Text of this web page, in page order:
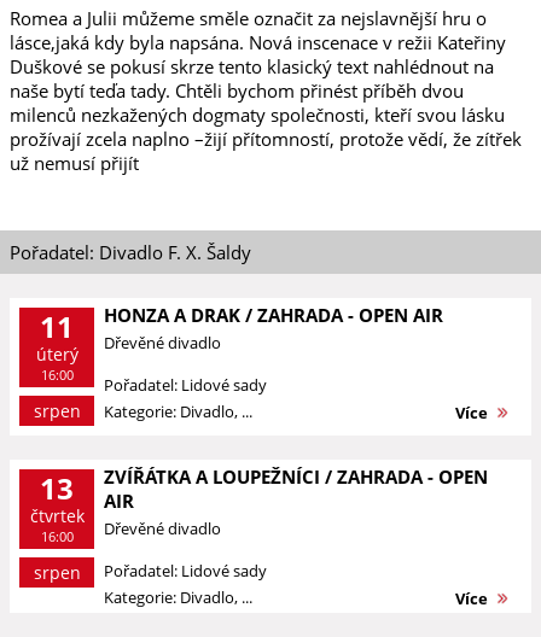
Romea a Julii můžeme směle označit za nejslavnější hru o
lásce,jaká kdy byla napsána. Nová inscenace v režii Kateřiny
Duškové se pokusí skrze tento klasický text nahlédnout na
naše bytí teďa tady. Chtěli bychom přinést příběh dvou
milenců nezkažených dogmaty společnosti, kteří svou lásku
prožívají zcela naplno –žijí přítomností, protože vědí, že zítřek
už nemusí přijít
Pořadatel: Divadlo F. X. Šaldy
11
úterý
16:00
srpen
HONZA A DRAK / ZAHRADA - OPEN AIR
Dřevěné divadlo
Pořadatel: Lidové sady
Kategorie: Divadlo, ...
Více
13
čtvrtek
16:00
srpen
ZVÍŘÁTKA A LOUPEŽNÍCI / ZAHRADA - OPEN
AIR
Dřevěné divadlo
Pořadatel: Lidové sady
Kategorie: Divadlo, ...
Více